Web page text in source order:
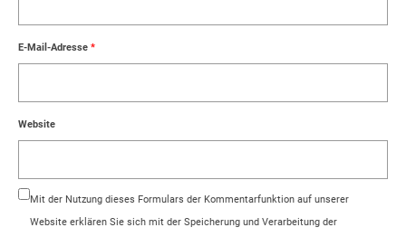
E-Mail-Adresse *
Website
Mit der Nutzung dieses Formulars der Kommentarfunktion auf unserer
Website erklären Sie sich mit der Speicherung und Verarbeitung der